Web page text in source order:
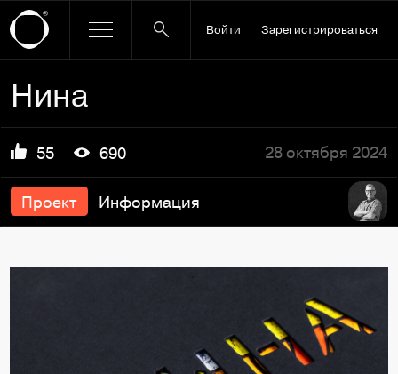
Войти Зарегистрироваться
Нина
55 690 28 октября 2024
Проект Информация